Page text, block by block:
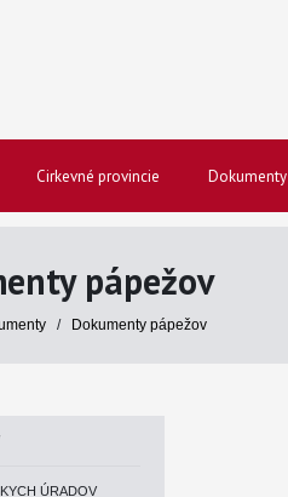
Cirkevné provincie Dokumenty
pápežov
/ Dokumenty pápežov
ÚRADOV